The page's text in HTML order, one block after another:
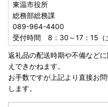
東温市役所
総務部総務課
089-964-4400
受付時間 8：30～17：15（
返礼品の配送時期や不備など
えできかねます。
お手数ですが上記より直接お
します。